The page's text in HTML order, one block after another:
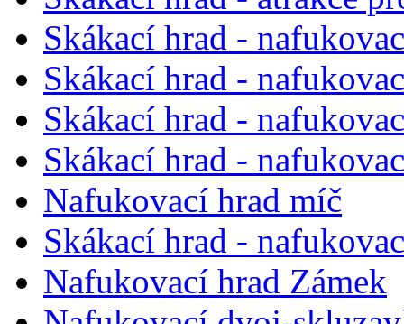
Skákací hrad -
Skákací hrad -
Skákací hrad -
Skákací hrad -
Nafukovací hrad míč
Skákací hrad -
Nafukovací hrad Zámek